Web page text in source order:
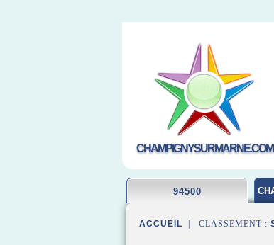
CHAMPIGNYSURMARNE.COM
94500
ACCUEIL | CLASSEMENT :